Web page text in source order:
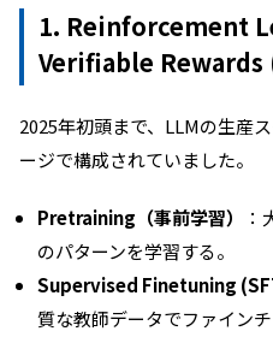
1. Reinforcement
Verifiable Rewards
2025年初頭まで、LLMの生産
ージで構成されていました。
Pretraining（事前学習）
のパターンを学習する。
Supervised Finetuning
質な教師データでファインチ